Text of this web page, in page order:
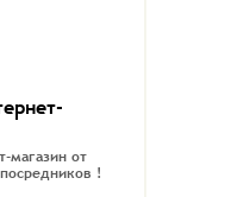
магазин от
!